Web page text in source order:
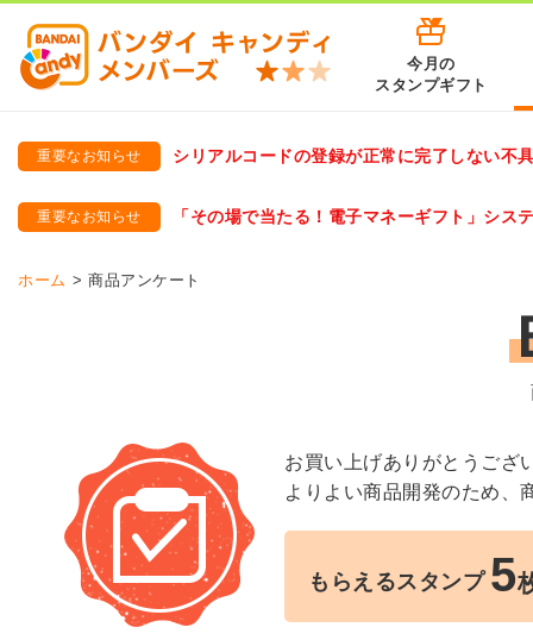
今月の
スタンプギフト
重要なお知らせ
シリアルコードの登録が正常に完了しない不
重要なお知らせ
「その場で当たる！電子マネーギフト」シス
ホーム 商品アンケート
お買い上げありがとうござ
よりよい商品開発のため、
もらえるスタンプ 5